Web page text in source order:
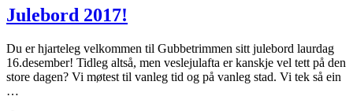
Julebord 2017!
Du er hjarteleg velkommen til Gubbetrimmen sitt julebord laurdag
16.desember! Tidleg altså, men veslejulafta er kanskje vel tett på den
store dagen? Vi møtest til vanleg tid og på vanleg stad. Vi tek så ein
…